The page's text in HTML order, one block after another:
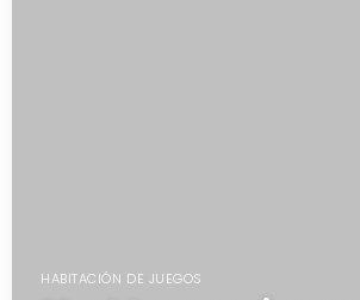
HABITACIÓN DE JUEGOS